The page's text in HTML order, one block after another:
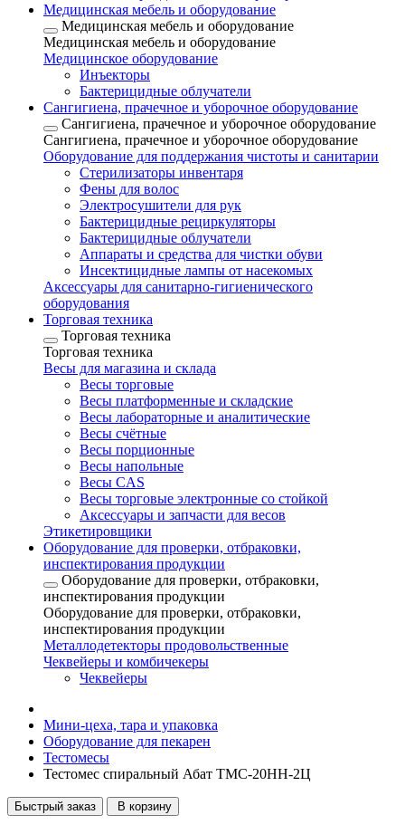
Медицинская мебель и оборудование
Медицинская мебель и оборудование
Медицинская мебель и оборудование
Медицинское оборудование
Инъекторы
Бактерицидные облучатели
Сангигиена, прачечное и уборочное оборудование
Сангигиена, прачечное и уборочное оборудование
Сангигиена, прачечное и уборочное оборудование
Оборудование для поддержания чистоты и санитарии
Стерилизаторы инвентаря
Фены для волос
Электросушители для рук
Бактерицидные рециркуляторы
Бактерицидные облучатели
Аппараты и средства для чистки обуви
Инсектицидные лампы от насекомых
Аксессуары для санитарно-гигиенического
оборудования
Торговая техника
Торговая техника
Торговая техника
Весы для магазина и склада
Весы торговые
Весы платформенные и складские
Весы лабораторные и аналитические
Весы счётные
Весы порционные
Весы напольные
Весы CAS
Весы торговые электронные со стойкой
Аксессуары и запчасти для весов
Этикетировщики
Оборудование для проверки, отбраковки,
инспектирования продукции
Оборудование для проверки, отбраковки,
инспектирования продукции
Оборудование для проверки, отбраковки,
инспектирования продукции
Металлодетекторы продовольственные
Чеквейеры и комбичекеры
Чеквейеры
Мини-цеха, тара и упаковка
Оборудование для пекарен
Тестомесы
Тестомес спиральный Абат ТМС-20НН-2Ц
Быстрый заказ В корзину